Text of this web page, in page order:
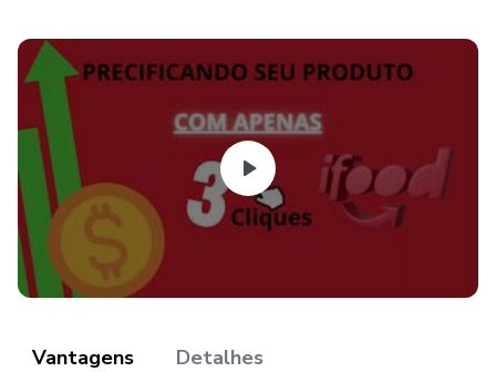
sucesso sustentável em suas operações de delivery.
Compre agora e dê um passo decisivo rumo à lucratividade
e eficiência em seu negócio, a sua mudança começa hoje.
Envio imediato!
Vantagens Detalhes